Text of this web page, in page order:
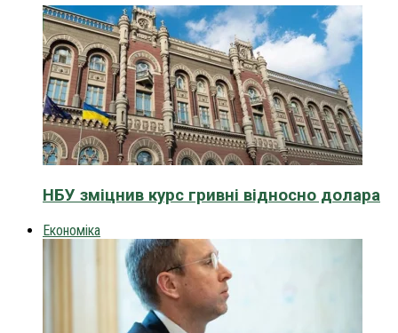
НБУ зміцнив курс гривні відносно долара
Економіка